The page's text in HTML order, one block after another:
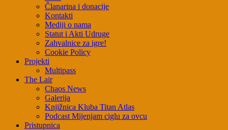
Članarina i donacije
Kontakti
Mediji o nama
Statut i Akti Udruge
Zahvalnice za igre!
Cookie Policy
Projekti
Multipass
The Lair
Chaos News
Galerija
Knjižnica Kluba Titan Atlas
Podcast Mijenjam ciglu za ovcu
Pristupnica